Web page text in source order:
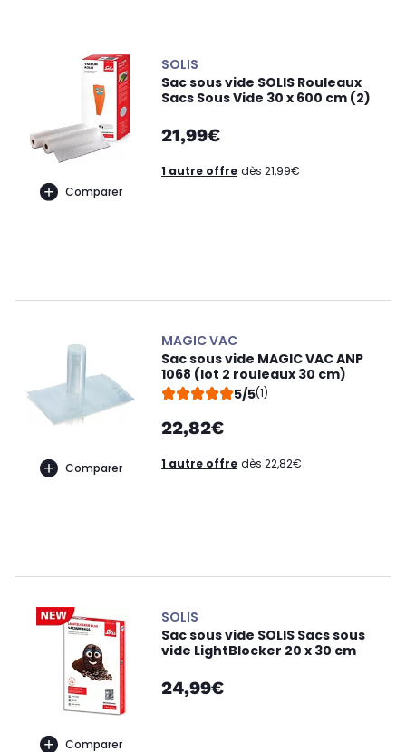
Comparer
SOLIS
Sac sous vide SOLIS Rouleaux
Sacs Sous Vide 30 x 600 cm (2)
21,99€
1 autre offre dès 21,99€
Comparer
MAGIC VAC
Sac sous vide MAGIC VAC ANP
1068 (lot 2 rouleaux 30 cm)
5/5(1)
22,82€
1 autre offre dès 22,82€
Comparer
SOLIS
Sac sous vide SOLIS Sacs sous
vide LightBlocker 20 x 30 cm
24,99€